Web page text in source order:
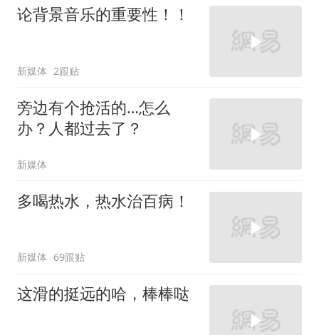
论背景音乐的重要性！！
新媒体 2跟贴
旁边有个抢活的…怎么
办？人都过去了？
新媒体
多喝热水，热水治百病！
新媒体 69跟贴
这滑的挺远的哈，棒棒哒